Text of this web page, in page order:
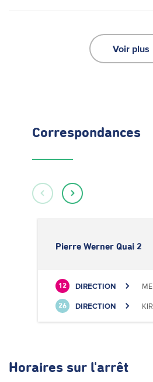
Voir plus
Correspondances
Pierre Werner Quai 2
12 DIRECTION
26 DIRECTION
Horaires sur l'arrêt